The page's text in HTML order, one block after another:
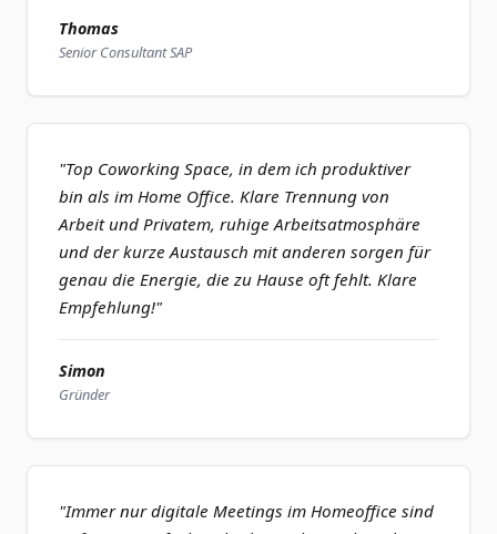
Thomas
Senior Consultant SAP
"Top Coworking Space, in dem ich produktiver
bin als im Home Office. Klare Trennung von
Arbeit und Privatem, ruhige Arbeitsatmosphäre
und der kurze Austausch mit anderen sorgen für
genau die Energie, die zu Hause oft fehlt. Klare
Empfehlung!"
Simon
Gründer
"Immer nur digitale Meetings im Homeoffice sind